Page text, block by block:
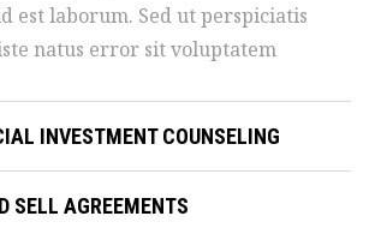
est laborum. Sed ut perspiciatis
natus error sit voluptatem
INVESTMENT COUNSELING
SELL AGREEMENTS